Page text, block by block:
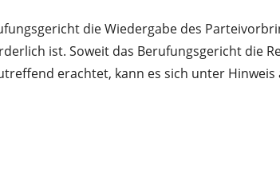
die Wiedergabe des
ist. Soweit das Berufungsgericht
erachtet, kann es sich unter